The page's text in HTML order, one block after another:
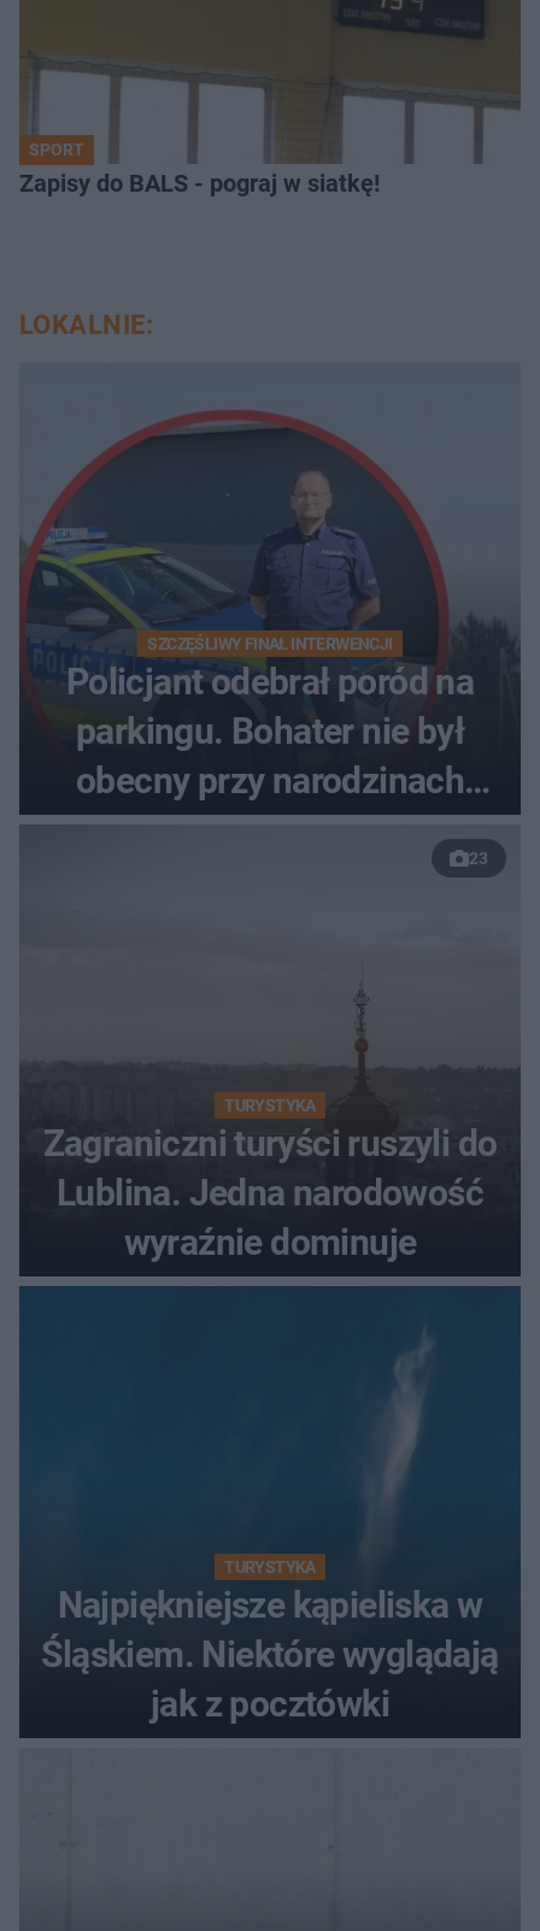
SPORT
Zapisy do BALS - pograj w siatkę!
LOKALNIE:
SZCZĘŚLIWY FINAŁ INTERWENCJI
Policjant odebrał poród na
parkingu. Bohater nie był
obecny przy narodzinach
23
TURYSTYKA
Zagraniczni turyści ruszyli do
Lublina. Jedna narodowość
wyraźnie dominuje
TURYSTYKA
Najpiękniejsze kąpieliska w
Śląskiem. Niektóre wyglądają
jak z pocztówki